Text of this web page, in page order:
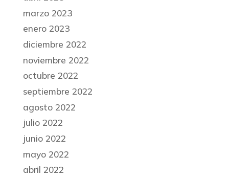
marzo 2023
enero 2023
diciembre 2022
noviembre 2022
octubre 2022
septiembre 2022
agosto 2022
julio 2022
junio 2022
mayo 2022
abril 2022